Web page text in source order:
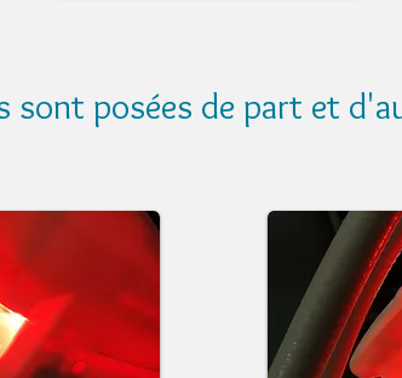
sont posées de part et